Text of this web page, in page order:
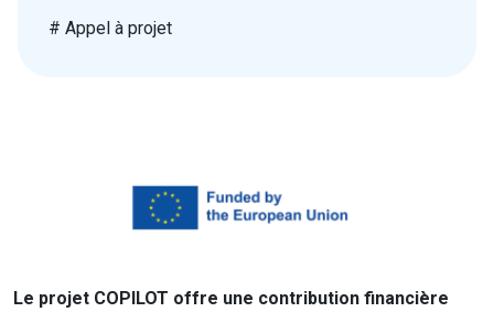
# Appel à projet
Le projet COPILOT offre une contribution financière